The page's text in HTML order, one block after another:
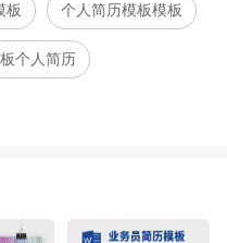
板 个人简历模板模板
个人简历